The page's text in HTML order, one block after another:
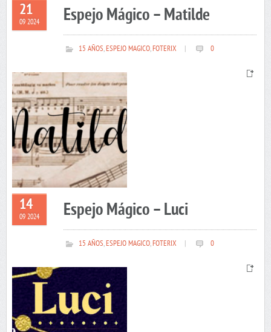
21
09 2024 Espejo Mágico – Matilde
15 AÑOS,ESPEJO MAGICO,FOTERIX 0
14
09 2024 Espejo Mágico – Luci
15 AÑOS,ESPEJO MAGICO,FOTERIX 0